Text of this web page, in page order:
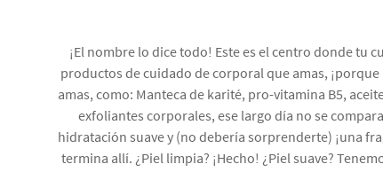
¡El nombre lo dice todo! Este es el centro donde
productos de cuidado de corporal que amas,
amas, como: Manteca de karité, pro-vitamina B5,
exfoliantes corporales, ese largo día no se
hidratación suave y (no debería sorprenderte) ¡una
termina allí. ¿Piel limpia? ¡Hecho! ¿Piel suave?